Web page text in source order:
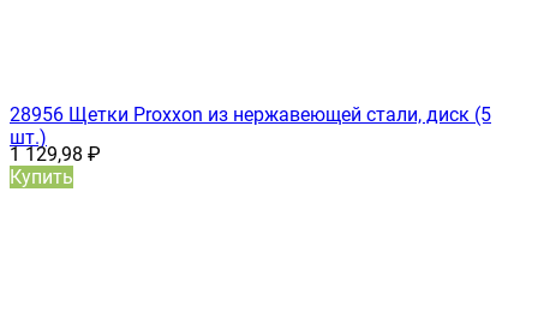
28956 Щетки Proxxon из нержавеющей стали, диск (5
шт.)
1 129,98 ₽
Купить